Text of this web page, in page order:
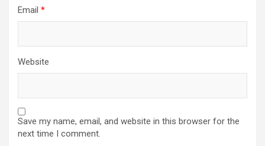
Email *
Website
Save my name, email, and website in this browser for the
next time I comment.